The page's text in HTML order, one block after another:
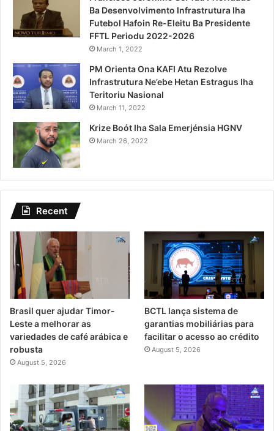
Ba Desenvolvimento Infrastrutura Iha
Futebol Hafoin Re-Eleitu Ba Presidente
FFTL Periodu 2022-2026
March 1, 2022
PM Orienta Ona KAFI Atu Rezolve
Infrastrutura Ne’ebe Hetan Estragus Iha
Teritoriu Nasional
March 11, 2022
Krize Boót Iha Sala Emerjénsia HGNV
March 26, 2022
Recent
Brasil quer ajudar Timor-
Leste a melhorar as
variedades de café arábica e
robusta
August 5, 2026
BCTL lança sistema de
garantias mobiliárias para
facilitar o acesso ao crédito
August 5, 2026